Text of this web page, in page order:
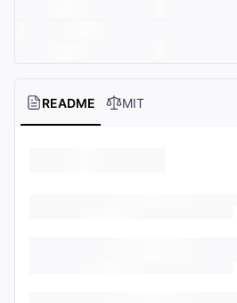
README MIT